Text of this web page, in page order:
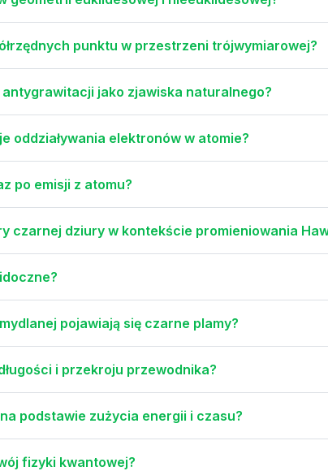
punktu w przestrzeni trójwymiarowej?
jako zjawiska naturalnego?
oddziaływania elektronów w atomie?
po emisji z atomu?
czarnej dziury w kontekście promieniowania
pojawiają się czarne plamy?
i przekroju przewodnika?
podstawie zużycia energii i czasu?
fizyki kwantowej?